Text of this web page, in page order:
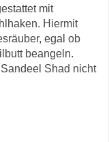
mit
Hiermit
egal ob
beangeln.
Shad nicht